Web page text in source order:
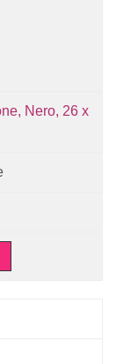
Nero, 26 x